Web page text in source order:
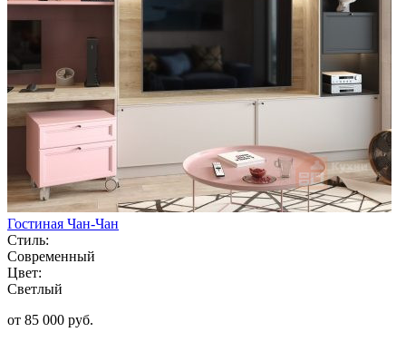
Гостиная Чан-Чан
Стиль:
Современный
Цвет:
Светлый
от 85 000 руб.